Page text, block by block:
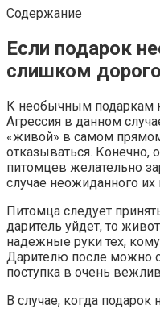
Содержание
Если подарок
слишком
К необычным подаркам
Агрессия в данном
«живой» в самом
отказываться.
питомцев желательно
случае неожиданного их
Питомца следует
даритель уйдет, то
надежные руки тех,
Дарителю после можно
поступка в очень
В случае, когда подарок